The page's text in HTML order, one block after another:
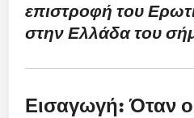
επιστροφή του
στην Ελλάδα του
Εισαγωγή: Όταν